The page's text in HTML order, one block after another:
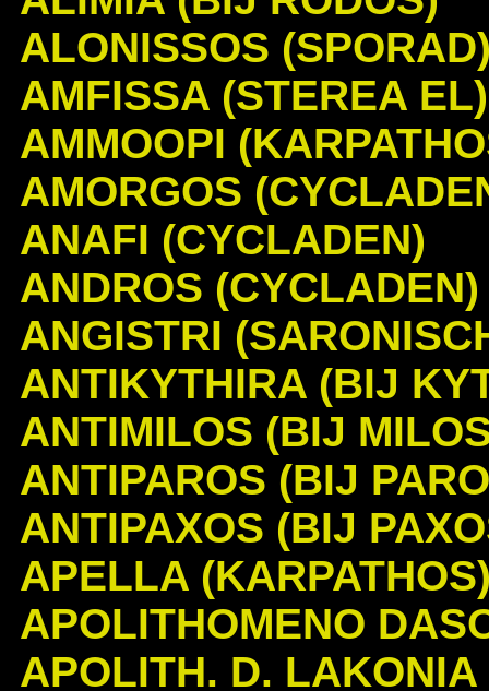
ALONISSOS
AMFISSA (STEREA EL)
AMMOOPI
AMORGOS
ANAFI (CYCLADEN)
ANDROS (CYCLADEN)
ANGISTRI
ANTIKYTHIRA (BIJ
ANTIMILOS (BIJ
ANTIPAROS (BIJ
ANTIPAXOS (BIJ
APELLA
APOLITHOMENO
APOLITH. D. LAKONIA